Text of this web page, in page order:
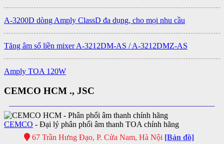
A-3200D dòng Amply ClassD đa dụng, cho mọi nhu cầu
Tăng âm số liền mixer A-3212DM-AS / A-3212DMZ-AS
Amply TOA 120W
CEMCO HCM ., JSC
CEMCO - Đại lý phân phối âm thanh TOA chính hãng
67 Trần Hưng Đạo, P. Cửa Nam, Hà Nội [Bản đồ]